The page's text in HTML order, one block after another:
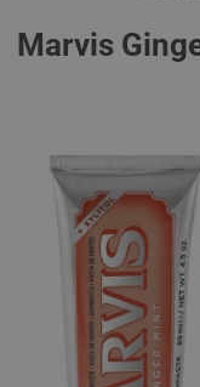
Marvis